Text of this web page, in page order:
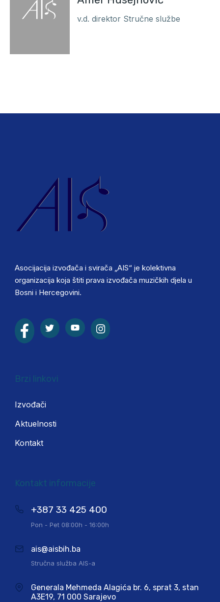
v.d. direktor Stručne službe
Asocijacija izvođača i svirača „AIS“ je kolektivna
organizacija koja štiti prava izvođača muzičkih djela u
Bosni i Hercegovini.
Brzi linkovi
Izvođači
Aktuelnosti
Kontakt
Kontakt informacije
+387 33 425 400
Pon - Pet 08:00h - 16:00h
ais@aisbih.ba
Stručna služba AIS-a
Generala Mehmeda Alagića br. 6, sprat 3, stan
A3E19, 71 000 Sarajevo